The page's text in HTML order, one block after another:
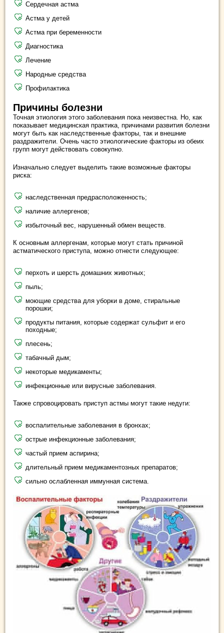
Сердечная астма
Астма у детей
Астма при беременности
Диагностика
Лечение
Народные средства
Профилактика
Причины болезни
Точная этиология этого заболевания пока неизвестна. Но, как
показывает медицинская практика, причинами развития болезни
могут быть как наследственные факторы, так и внешние
раздражители. Очень часто этиологические факторы из обеих
групп могут действовать совокупно.
Изначально следует выделить такие возможные факторы
риска:
наследственная предрасположенность;
наличие аллергенов;
избыточный вес, нарушенный обмен веществ.
К основным аллергенам, которые могут стать причиной
астматического приступа, можно отнести следующее:
перхоть и шерсть домашних животных;
пыль;
моющие средства для уборки в доме, стиральные
порошки;
продукты питания, которые содержат сульфит и его
походные;
плесень;
табачный дым;
некоторые медикаменты;
инфекционные или вирусные заболевания.
Также спровоцировать приступ астмы могут такие недуги:
воспалительные заболевания в бронхах;
острые инфекционные заболевания;
частый прием аспирина;
длительный прием медикаментозных препаратов;
сильно ослабленная иммунная система.